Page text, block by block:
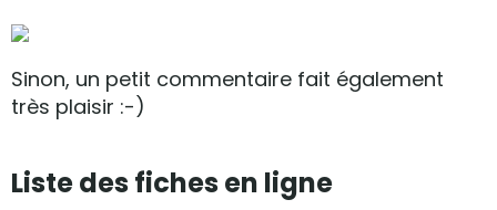
Sinon, un petit commentaire fait également
très plaisir :-)
Liste des fiches en ligne